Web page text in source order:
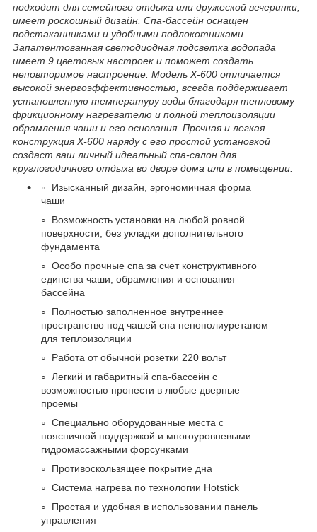
подходит для семейного отдыха или дружеской вечеринки,
имеет роскошный дизайн. Спа-бассейн оснащен
подстаканниками и удобными подлокотниками.
Запатентованная светодиодная подсветка водопада
имеет 9 цветовых настроек и поможет создать
неповторимое настроение. Модель X-600 отличается
высокой энергоэффективностью, всегда поддерживает
установленную температуру воды благодаря тепловому
фрикционному нагревателю и полной теплоизоляции
обрамления чаши и его основания. Прочная и легкая
конструкция Х-600 наряду с его простой установкой
создаст ваш личный идеальный спа-салон для
круглогодичного отдыха во дворе дома или в помещении.
Изысканный дизайн, эргономичная форма
чаши
Возможность установки на любой ровной
поверхности, без укладки дополнительного
фундамента
Особо прочные спа за счет конструктивного
единства чаши, обрамления и основания
бассейна
Полностью заполненное внутреннее
пространство под чашей спа пенополиуретаном
для теплоизоляции
Работа от обычной розетки 220 вольт
Легкий и габаритный спа-бассейн с
возможностью пронести в любые дверные
проемы
Специально оборудованные места с
поясничной поддержкой и многоуровневыми
гидромассажными форсунками
Противоскользящее покрытие дна
Система нагрева по технологии Hotstick
Простая и удобная в использовании панель
управления